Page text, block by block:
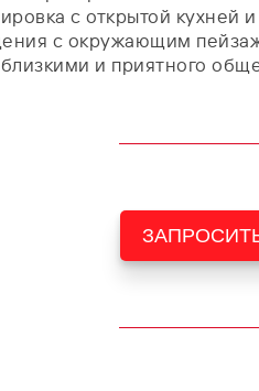
с открытой кухней
с окружающим
и приятного